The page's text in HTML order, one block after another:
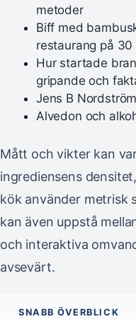
metoder
Biff med
restaurang på 30
Hur startade
gripande och
Jens B
Alvedon och
Mått och vikter kan
ingrediensens
kök använder metrisk
kan även uppstå
och interaktiva
avsevärt.
SNABB ÖVERBLICK